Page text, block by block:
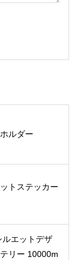
ルダー
トステッカー
エットデザ
リー 10000m